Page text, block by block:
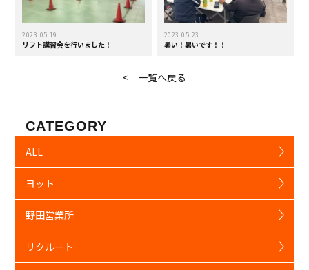
2023.05.19
リフト講習会を行いました！
2023.05.23
暑い！暑いです！！
< 一覧へ戻る
CATEGORY
ALL
ヨット
野田営業所
リクルート